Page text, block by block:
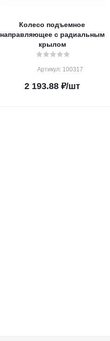
Колесо подъемное
направляющее с радиальным
крылом
Артикул: 100317
2 193.88₽/шт